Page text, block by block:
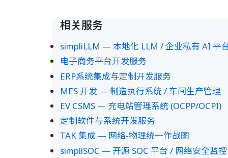
相关服务
simpliLLM — 本地化 LLM / 企业私有 AI 平
电子商务平台开发服务
ERP系统集成与定制开发服务
MES 开发 — 制造执行系统 / 车间生产管理
EV CSMS — 充电站管理系统 (OCPP/OCPI)
定制软件与系统开发服务
TAK 集成 — 网络-物理统一作战图
simpliSOC — 开源 SOC 平台 / 网络安全监控